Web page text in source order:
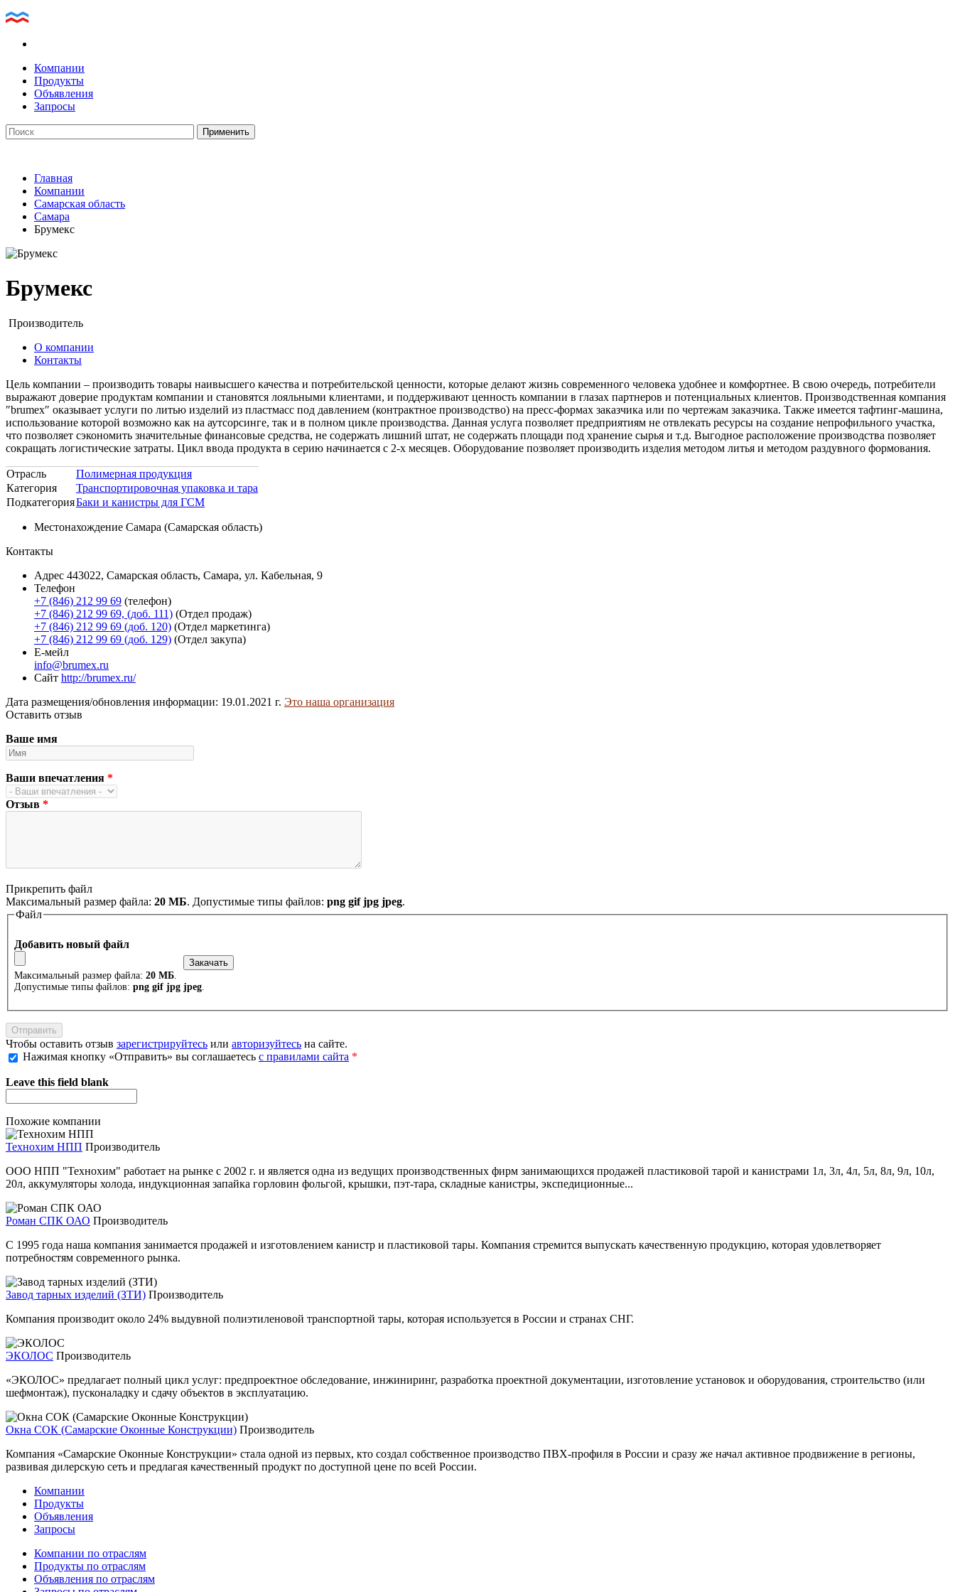
Компании
Продукты
Объявления
Запросы
Главная
Компании
Самарская область
Самара
Брумекс
Брумекс
Производитель
О компании
Контакты
Цель компании – производить товары наивысшего качества и потребительской ценности, которые делают жизнь современного человека удобнее и комфортнее. В свою очередь, потребители
выражают доверие продуктам компании и становятся лояльными клиентами, и поддерживают ценность компании в глазах партнеров и потенциальных клиентов. Производственная компания
″brumex″ оказывает услуги по литью изделий из пластмасс под давлением (контрактное производство) на пресс-формах заказчика или по чертежам заказчика. Также имеется тафтинг-машина,
использование которой возможно как на аутсорсинге, так и в полном цикле производства. Данная услуга позволяет предприятиям не отвлекать ресурсы на создание непрофильного участка,
что позволяет сэкономить значительные финансовые средства, не содержать лишний штат, не содержать площади под хранение сырья и т.д. Выгодное расположение производства позволяет
сокращать логистические затраты. Цикл ввода продукта в серию начинается с 2-х месяцев. Оборудование позволяет производить изделия методом литья и методом раздувного формования.
Отрасль
Полимерная продукция
Категория
Транспортировочная упаковка и тара
ПодкатегорияБаки и канистры для ГСМ
Местонахождение Самара (Самарская область)
Контакты
Адрес 443022, Самарская область, Самара, ул. Кабельная, 9
Телефон
+7 (846) 212 99 69 (телефон)
+7 (846) 212 99 69, (доб. 111) (Отдел продаж)
+7 (846) 212 99 69 (доб. 120) (Отдел маркетинга)
+7 (846) 212 99 69 (доб. 129) (Отдел закупа)
Е-мейл
info@brumex.ru
Сайт http://brumex.ru/
Дата размещения/обновления информации: 19.01.2021 г. Это наша организация
Оставить отзыв
Ваше имя
Ваши впечатления *
Отзыв *
Прикрепить файл
Максимальный размер файла: 20 МБ. Допустимые типы файлов: png gif jpg jpeg.
Файл
Добавить новый файл
Максимальный размер файла: 20 МБ
Допустимые типы файлов: png gif jpg jpeg
Чтобы оставить отзыв зарегистрируйтесь или авторизуйтесь на сайте.
Нажимая кнопку «Отправить» вы соглашаетесь с правилами сайта *
Leave this field blank
Похожие компании
Технохим НПП Производитель
ООО НПП "Технохим" работает на рынке с 2002 г. и является одна из ведущих производственных фирм занимающихся продажей пластиковой тарой и канистрами 1л, 3л, 4л, 5л, 8л, 9л, 10л,
20л, аккумуляторы холода, индукционная запайка горловин фольгой, крышки, пэт-тара, складные канистры, экспедиционные...
Роман СПК ОАО Производитель
C 1995 года наша компания занимается продажей и изготовлением канистр и пластиковой тары. Компания стремится выпускать качественную продукцию, которая удовлетворяет
потребностям современного рынка.
Завод тарных изделий (ЗТИ) Производитель
Компания производит около 24% выдувной полиэтиленовой транспортной тары, которая используется в России и странах СНГ.
ЭКОЛОС Производитель
«ЭКОЛОС» предлагает полный цикл услуг: предпроектное обследование, инжиниринг, разработка проектной документации, изготовление установок и оборудования, строительство (или
шефмонтаж), пусконаладку и сдачу объектов в эксплуатацию.
Окна СОК (Самарские Оконные Конструкции) Производитель
Компания «Самарские Оконные Конструкции» стала одной из первых, кто создал собственное производство ПВХ-профиля в России и сразу же начал активное продвижение в регионы,
развивая дилерскую сеть и предлагая качественный продукт по доступной цене по всей России.
Компании
Продукты
Объявления
Запросы
Компании по отраслям
Продукты по отраслям
Объявления по отраслям